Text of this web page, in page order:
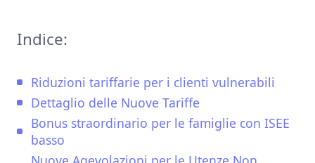
Indice:
Riduzioni tariffarie per i clienti vulnerabili
Dettaglio delle Nuove Tariffe
Bonus straordinario per le famiglie con ISEE
basso